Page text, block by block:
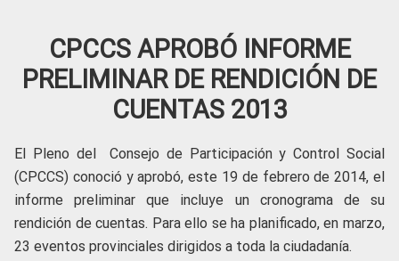
CPCCS APROBÓ INFORME
PRELIMINAR DE RENDICIÓN DE
CUENTAS 2013
El Pleno del Consejo de Participación y Control Social
(CPCCS) conoció y aprobó, este 19 de febrero de 2014, el
informe preliminar que incluye un cronograma de su
rendición de cuentas. Para ello se ha planificado, en marzo,
23 eventos provinciales dirigidos a toda la ciudadanía.